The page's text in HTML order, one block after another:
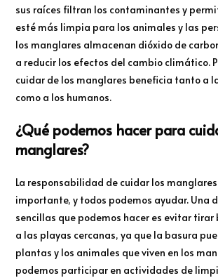
sus raíces filtran los contaminantes y
esté más limpia para los animales y las
los manglares almacenan dióxido de
a reducir los efectos del cambio climático.
cuidar de los manglares beneficia tanto a
como a los humanos.
¿Qué podemos hacer para
manglares?
La responsabilidad de cuidar los
importante, y todos podemos ayudar. Una
sencillas que podemos hacer es evitar tirar
a las playas cercanas, ya que la basura
plantas y los animales que viven en los
podemos participar en actividades de